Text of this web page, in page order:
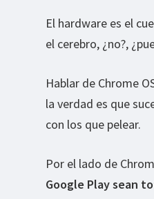
El hardware es el
el cerebro, ¿no?,
Hablar de Chrome
la verdad es que
con los que pelear.
Por el lado de
Google Play sean